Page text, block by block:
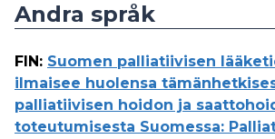
Andra språk
FIN: Suomen palliatiivisen
ilmaisee huolensa
palliatiivisen hoidon ja
toteutumisesta Suomessa: